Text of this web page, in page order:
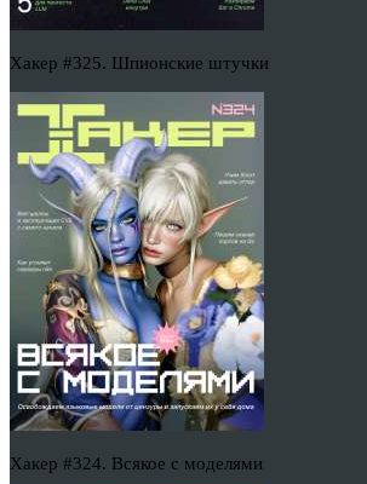
Хакер #325. Шпионские штучки
Хакер #324. Всякое с моделями